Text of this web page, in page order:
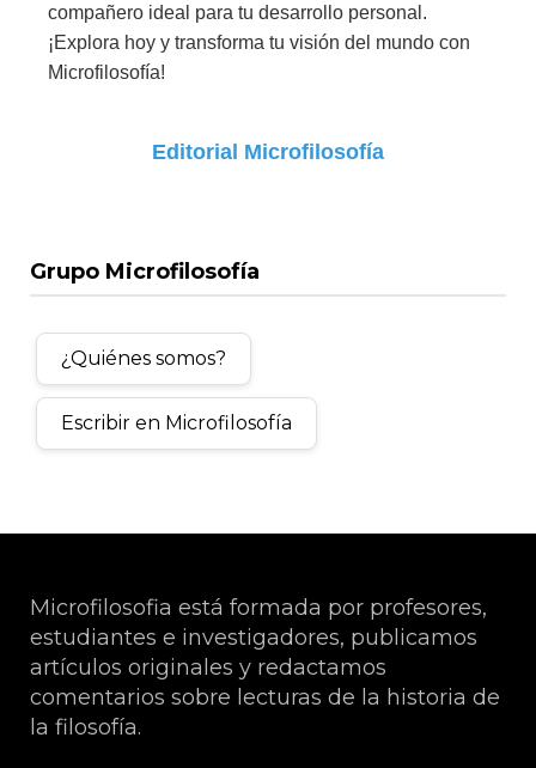
compañero ideal para tu desarrollo personal.
¡Explora hoy y transforma tu visión del mundo con
Microfilosofía!
Editorial Microfilosofía
Grupo Microfilosofía
¿Quiénes somos?
Escribir en Microfilosofía
Microfilosofia está formada por profesores,
estudiantes e investigadores, publicamos
artículos originales y redactamos
comentarios sobre lecturas de la historia de
la filosofía.